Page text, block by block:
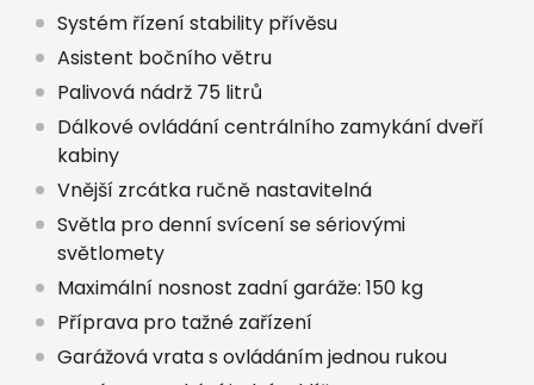
Systém řízení stability přívěsu
Asistent bočního větru
Palivová nádrž 75 litrů
Dálkové ovládání centrálního zamykání dveří
kabiny
Vnější zrcátka ručně nastavitelná
Světla pro denní svícení se sériovými
světlomety
Maximální nosnost zadní garáže: 150 kg
Příprava pro tažné zařízení
Garážová vrata s ovládáním jednou rukou